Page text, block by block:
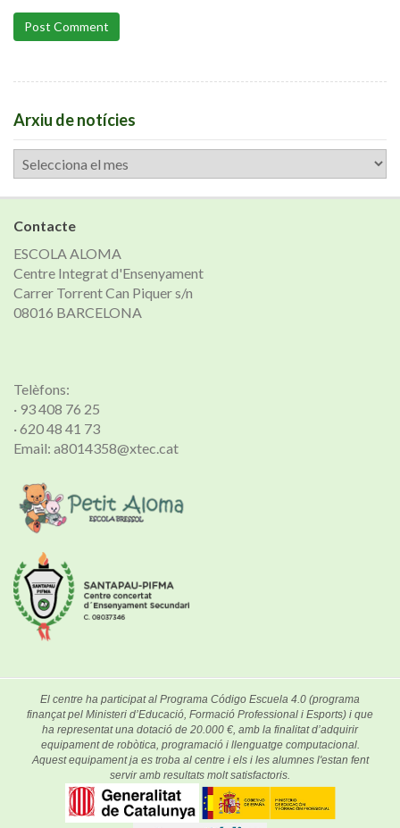
Post Comment
Arxiu de notícies
Arxiu
de
notícies
Contacte
ESCOLA ALOMA
Centre Integrat d'Ensenyament
Carrer Torrent Can Piquer s/n
08016 BARCELONA
Telèfons:
· 93 408 76 25
· 620 48 41 73
Email: a8014358@xtec.cat
El centre ha participat al Programa Código Escuela 4.0 (programa
finançat pel Ministeri d’Educació, Formació Professional i Esports) i que
ha representat una dotació de 20.000 €, amb la finalitat d’adquirir
equipament de robòtica, programació i llenguatge computacional.
Aquest equipament ja es troba al centre i els i les alumnes l'estan fent
servir amb resultats molt satisfactoris.